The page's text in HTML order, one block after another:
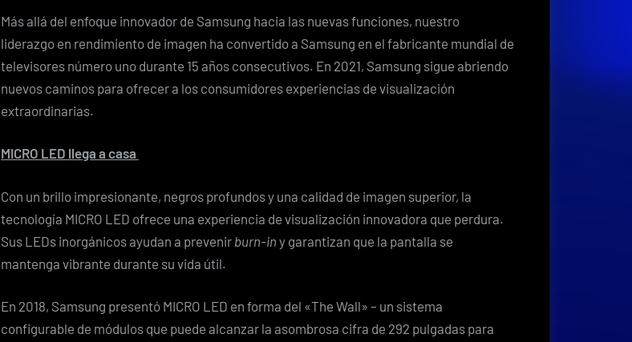
Más allá del enfoque innovador de Samsung hacia las nuevas funciones, nuestro
liderazgo en rendimiento de imagen ha convertido a Samsung en el fabricante mundial de
televisores número uno durante 15 años consecutivos. En 2021, Samsung sigue abriendo
nuevos caminos para ofrecer a los consumidores experiencias de visualización
extraordinarias.
MICRO LED llega a casa
Con un brillo impresionante, negros profundos y una calidad de imagen superior, la
tecnología MICRO LED ofrece una experiencia de visualización innovadora que perdura.
Sus LEDs inorgánicos ayudan a prevenir burn-in y garantizan que la pantalla se
mantenga vibrante durante su vida útil.
En 2018, Samsung presentó MICRO LED en forma del «The Wall» – un sistema
configurable de módulos que puede alcanzar la asombrosa cifra de 292 pulgadas para